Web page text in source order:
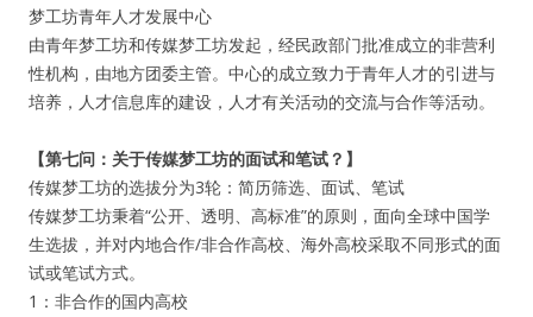
梦工坊青年人才发展中心
由青年梦工坊和传媒梦工坊发起，经民政部门批准成立的非营利
性机构，由地方团委主管。中心的成立致力于青年人才的引进与
培养，人才信息库的建设，人才有关活动的交流与合作等活动。
【第七问：关于传媒梦工坊的面试和笔试？】
传媒梦工坊的选拔分为3轮：简历筛选、面试、笔试
传媒梦工坊秉着“公开、透明、高标准”的原则，面向全球中国学
生选拔，并对内地合作/非合作高校、海外高校采取不同形式的面
试或笔试方式。
1：非合作的国内高校